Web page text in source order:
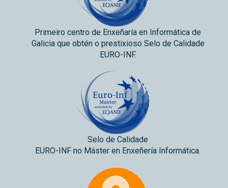
Primeiro centro de Enxeñaría en Informática de
Galicia que obtén o prestixioso Selo de Calidade
EURO-INF.
Selo de Calidade
EURO-INF no Máster en Enxeñería Informática.